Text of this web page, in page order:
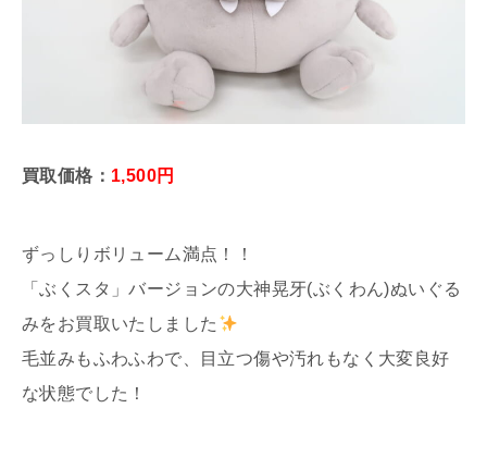
買取価格： 1,500円
ずっしりボリューム満点！！
「ぶくスタ」バージョンの大神晃牙(ぶくわん)ぬいぐる
みをお買取いたしました
毛並みもふわふわで、目立つ傷や汚れもなく大変良好
な状態でした！